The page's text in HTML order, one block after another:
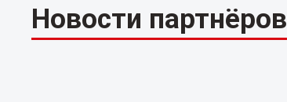
Новости партнёров